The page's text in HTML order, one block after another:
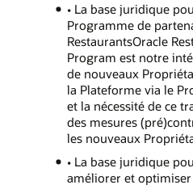
• La base juridique
Programme de
RestaurantsOracle
Program est notre
de nouveaux
la Plateforme via le
et la nécessité de ce
des mesures
les nouveaux
• La base juridique
améliorer et